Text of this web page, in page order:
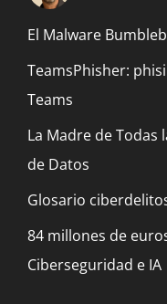
El Malware
TeamsPhisher:
Teams
La Madre de Todas
de Datos
Glosario
84 millones de
Ciberseguridad e IA